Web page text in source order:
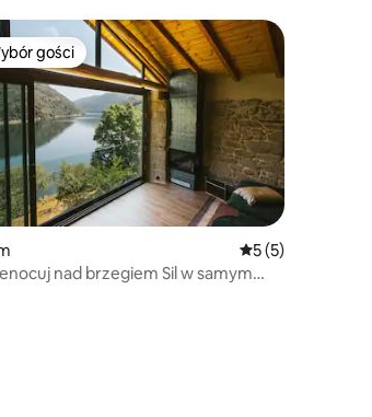
na 5, liczba recenzji: 158
gości
gości
Średnia ocena: 5
5 (5)
nad brzegiem Sil w samym